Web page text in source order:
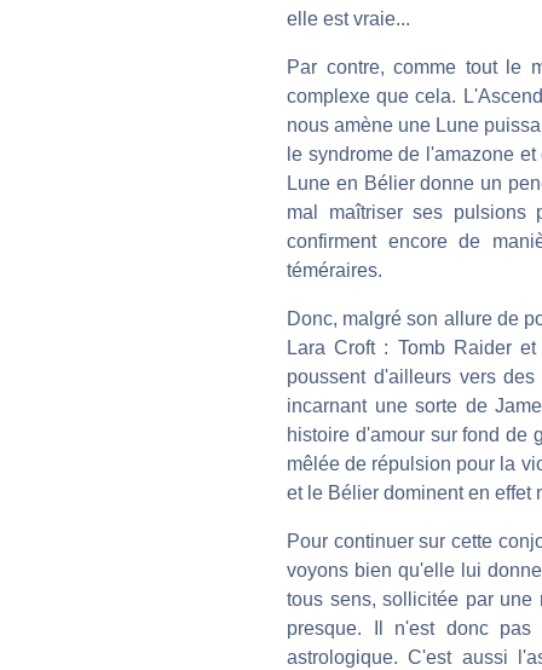
elle est vraie...
Par contre, comme tout le
complexe que cela.
nous amène une Lune
le syndrome de l'amazone
Lune en Bélier donne un
mal maîtriser ses pulsions
confirment encore de
téméraires.
Donc, malgré son allure de
Lara Croft : Tomb Raider
poussent d'ailleurs vers
incarnant une sorte de
histoire d'amour sur fond de
mêlée de répulsion pour la
et le Bélier dominent en effet
Pour continuer sur cette
voyons bien qu'elle lui
tous sens, sollicitée par une
presque. Il n'est donc
astrologique. C'est aussi